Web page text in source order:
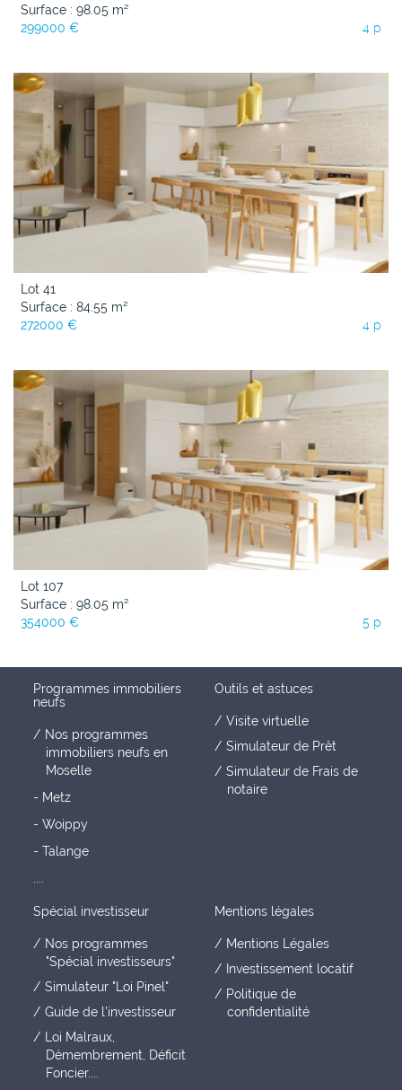
Surface : 98.05 m²
299000 €
4 p
Lot 41
Surface : 84.55 m²
272000 €
4 p
Lot 107
Surface : 98.05 m²
354000 €
5 p
Programmes immobiliers
neufs
Nos programmes
immobiliers neufs en
Moselle
- Metz
- Woippy
- Talange
Outils et astuces
Visite virtuelle
Simulateur de Prêt
Simulateur de Frais de
notaire
Spécial investisseur
Nos programmes
"Spécial investisseurs"
Simulateur "Loi Pinel"
Guide de l'investisseur
Loi Malraux,
Démembrement, Déficit
Foncier....
Mentions légales
Mentions Légales
Investissement locatif
Politique de
confidentialité